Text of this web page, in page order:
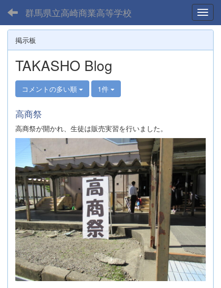
群馬県立高崎商業高等学校
掲示板
TAKASHO Blog
コメントの多い順 1件
高商祭
高商祭が開かれ、生徒は販売実習を行いました。